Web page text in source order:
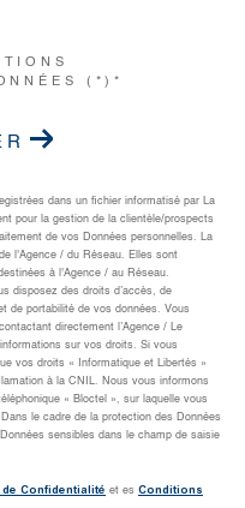
(*)*
dans un fichier informatisé par La
pour la gestion de la clientèle/prospects
de vos Données personnelles. La
l'Agence / du Réseau. Elles sont
à l'Agence / au Réseau.
disposez des droits d’accès, de
de portabilité de vos données. Vous
directement l’Agence / Le
sur vos droits. Si vous
vos droits « Informatique et Libertés »
à la CNIL. Nous vous informons
« Bloctel », sur laquelle vous
le cadre de la protection des Données
sensibles dans le champ de saisie
Confidentialité et es Conditions